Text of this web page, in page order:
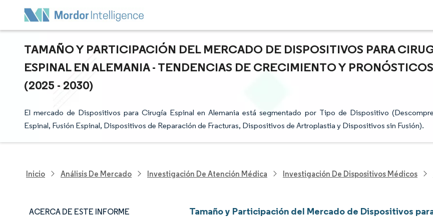
TAMAÑO Y PARTICIPACIÓN DEL MERCADO DE DISPOSITIVOS PARA
ESPINAL EN ALEMANIA - TENDENCIAS DE CRECIMIENTO Y PRONÓSTICOS
(2025 - 2030)
El mercado de Dispositivos para Cirugía Espinal en Alemania está segmentado por Tipo de Dispositivo
Espinal, Fusión Espinal, Dispositivos de Reparación de Fracturas, Dispositivos de Artroplastia y Dispositivos sin Fusión).
Inicio Análisis De Mercado Investigación De Atención Médica Investigación De Dispositivos Médicos
ACERCA DE ESTE INFORME Tamaño y Participación del Mercado de Dispositivos